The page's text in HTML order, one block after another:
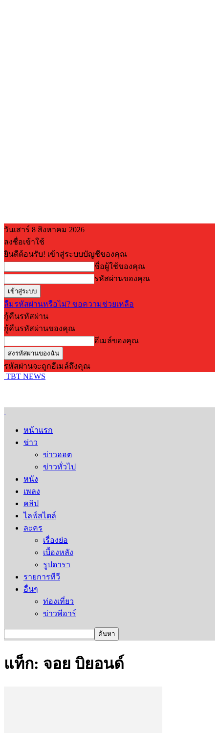
วันเสาร์ 8 สิงหาคม 2026
ลงชื่อเข้าใช้
ยินดีต้อนรับ! เข้าสู่ระบบบัญชีของคุณ
ชื่อผู้ใช้ของคุณ
รหัสผ่านของคุณ
ลืมรหัสผ่านหรือไม่? ขอความช่วยเหลือ
กู้คืนรหัสผ่าน
กู้คืนรหัสผ่านของคุณ
อีเมล์ของคุณ
รหัสผ่านจะถูกอีเมล์ถึงคุณ
TBT NEWS
หน้าแรก
ข่าว
ข่าวฮอต
ข่าวทั่วไป
หนัง
เพลง
คลิป
ไลฟ์สไตล์
ละคร
เรื่องย่อ
เบื้องหลัง
รูปดารา
รายการทีวี
อื่นๆ
ท่องเที่ยว
ข่าวพีอาร์
แท็ก: จอย บิยอนด์